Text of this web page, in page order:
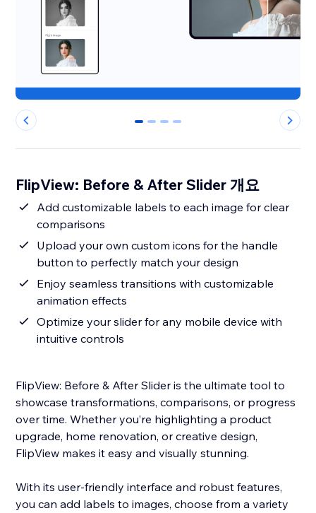
0 1 2 3
FlipView: Before & After Slider 개요
Add customizable labels to each image for clear
comparisons
Upload your own custom icons for the handle
button to perfectly match your design
Enjoy seamless transitions with customizable
animation effects
Optimize your slider for any mobile device with
intuitive controls
FlipView: Before & After Slider is the ultimate tool to
showcase transformations, comparisons, or progress
over time. Whether you’re highlighting a product
upgrade, home renovation, or creative design,
FlipView makes it easy and visually stunning.
With its user-friendly interface and robust features,
you can add labels to images, choose from a variety